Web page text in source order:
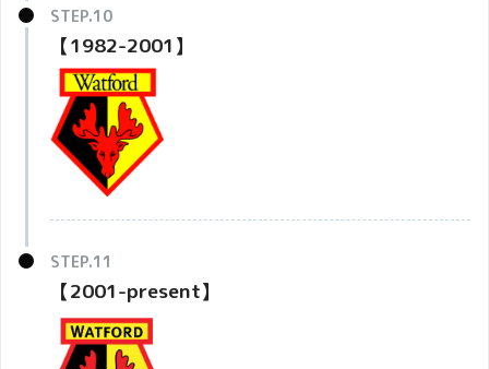
【1982-2001】
【2001-present】